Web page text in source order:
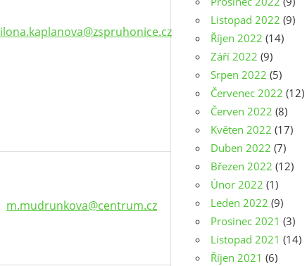
ilona.kaplanova@zspruhonice.cz
m.mudrunkova@centrum.cz
Listopad 2022 (9)
Říjen 2022 (14)
Září 2022 (9)
Srpen 2022 (5)
Červenec 2022 (12)
Červen 2022 (8)
Květen 2022 (17)
Duben 2022 (7)
Březen 2022 (12)
Únor 2022 (1)
Leden 2022 (9)
Prosinec 2021 (3)
Listopad 2021 (14)
Říjen 2021 (6)